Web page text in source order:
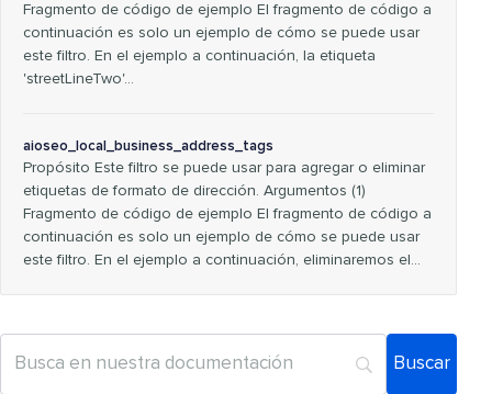
Fragmento de código de ejemplo El fragmento de código a
continuación es solo un ejemplo de cómo se puede usar
este filtro. En el ejemplo a continuación, la etiqueta
'streetLineTwo'…
aioseo_local_business_address_tags
Propósito Este filtro se puede usar para agregar o eliminar
etiquetas de formato de dirección. Argumentos (1)
Fragmento de código de ejemplo El fragmento de código a
continuación es solo un ejemplo de cómo se puede usar
este filtro. En el ejemplo a continuación, eliminaremos el…